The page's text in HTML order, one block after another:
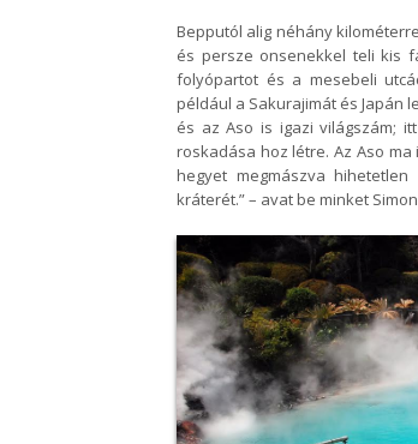
Bepputól alig néhány
és persze onsenekkel teli kis
folyópartot és a mesebeli
például a Sakurajimát és Japán
és az Aso is igazi világszám;
roskadása hoz létre. Az Aso
hegyet megmászva
kráterét.” – avat be minket